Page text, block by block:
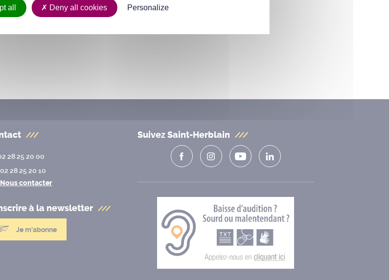
28 25 20 00
02 28 25 20 10
Nous contacter
à la newsletter
Je m'abonne
Suivez Saint-Herblain
all Deny all cookies Personalize